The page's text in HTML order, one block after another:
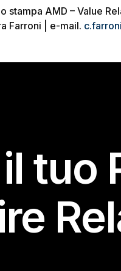
stampa AMD – Value
Farroni | e-mail.
tuo